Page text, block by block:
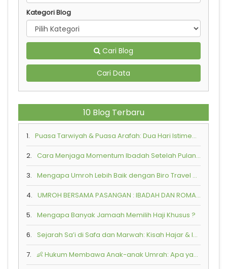
Kategori Blog
Cari Blog
Cari Data
10 Blog Terbaru
1. Puasa Tarwiyah & Puasa Arafah: Dua Hari Istimewa Penuh Keutamaan di Bulan Zulhijah
2. Cara Menjaga Momentum Ibadah Setelah Pulang dari Tanah Suci
3. Mengapa Umroh Lebih Baik dengan Biro Travel Resmi?
4. UMROH BERSAMA PASANGAN : IBADAH DAN ROMANTIKA SPIRITUAL
5. Mengapa Banyak Jamaah Memilih Haji Khusus ?
6. Sejarah Sa’i di Safa dan Marwah: Kisah Hajar & Ismail
7. 👶 Hukum Membawa Anak-anak Umrah: Apa yang Perlu Diketahui?